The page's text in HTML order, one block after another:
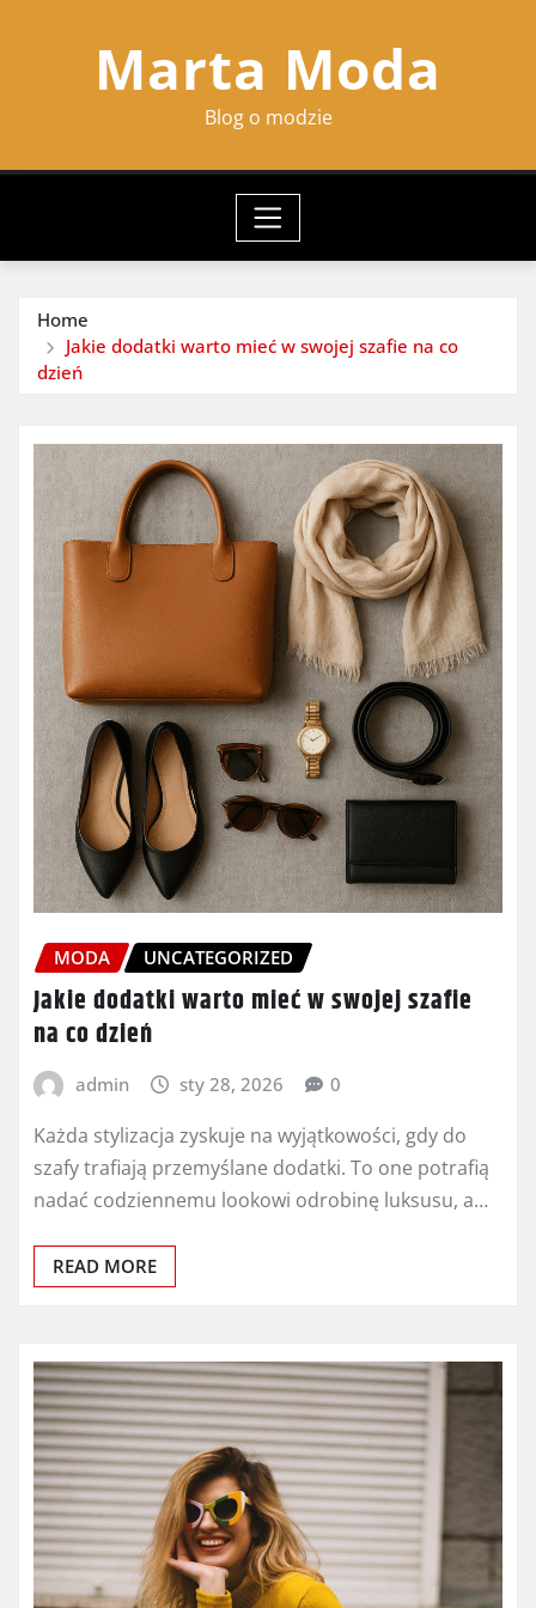
Marta Moda
Blog o modzie
Home
Jakie dodatki warto mieć w swojej szafie na co
dzień
MODA UNCATEGORIZED
Jakie dodatki warto mieć w swojej szafie
na co dzień
admin sty 28, 2026 0
Każda stylizacja zyskuje na wyjątkowości, gdy do
szafy trafiają przemyślane dodatki. To one potrafią
nadać codziennemu lookowi odrobinę luksusu, a…
READ MORE